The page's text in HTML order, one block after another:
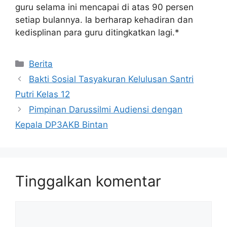
guru selama ini mencapai di atas 90 persen
setiap bulannya. Ia berharap kehadiran dan
kedisplinan para guru ditingkatkan lagi.*
Berita
Bakti Sosial Tasyakuran Kelulusan Santri
Putri Kelas 12
Pimpinan Darussilmi Audiensi dengan
Kepala DP3AKB Bintan
Tinggalkan komentar